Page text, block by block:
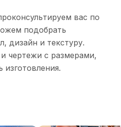
вас по
подобрать
дизайн и текстуру.
чертежи с размерами,
изготовления.